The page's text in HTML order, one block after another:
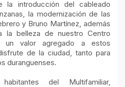
la introducción del cableado
la modernización de las
y Bruno Martínez, además
la belleza de nuestro Centro
un valor agregado a estos
de la ciudad, tanto para
duranguenses.
del Multifamiliar,